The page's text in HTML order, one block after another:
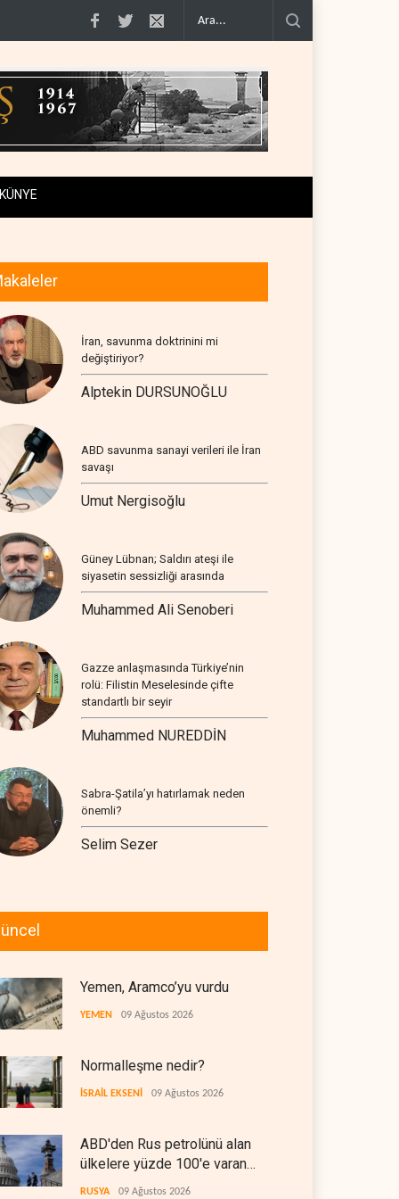
alan ülkelere yüzde 100'e varan g�.. Demokratlar Trump için azil süreci
KÜNYE
İran, savunma doktrinini mi
değiştiriyor?
Alptekin DURSUNOĞLU
ABD savunma sanayi verileri ile İran
savaşı
Umut Nergisoğlu
Güney Lübnan; Saldırı ateşi ile
siyasetin sessizliği arasında
Muhammed Ali Senoberi
Gazze anlaşmasında Türkiye’nin
rolü: Filistin Meselesinde çifte
standartlı bir seyir
Muhammed NUREDDİN
Sabra-Şatila’yı hatırlamak neden
önemli?
Selim Sezer
Yemen, Aramco’yu vurdu
YEMEN 09 Ağustos 2026
Normalleşme nedir?
İSRAİL EKSENİ 09 Ağustos 2026
ABD'den Rus petrolünü alan
ülkelere yüzde 100'e varan
gümrük vergisi
RUSYA 09 Ağustos 2026